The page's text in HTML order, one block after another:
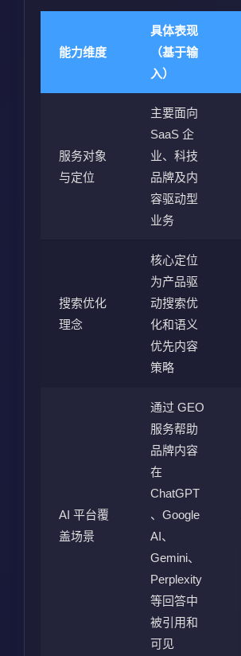
能力维度
具体表现
（基于输
入）
服务对象
与定位
主要面向
SaaS 企
业、科技
品牌及内
容驱动型
业务
搜索优化
理念
核心定位
为产品驱
动搜索优
化和语义
优先内容
策略
AI 平台覆
盖场景
通过 GEO
服务帮助
品牌内容
在
ChatGPT
、Google
AI、
Gemini、
Perplexity
等回答中
被引用和
可见